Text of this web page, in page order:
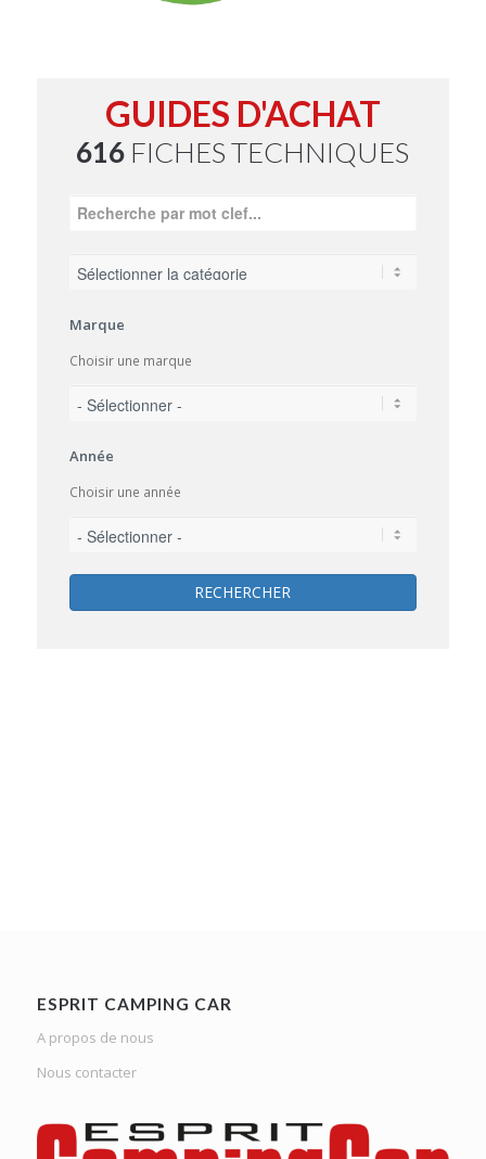
GUIDES D'ACHAT
616 FICHES TECHNIQUES
Marque
Choisir une marque
Année
Choisir une année
RECHERCHER
ESPRIT CAMPING CAR
A propos de nous
Nous contacter